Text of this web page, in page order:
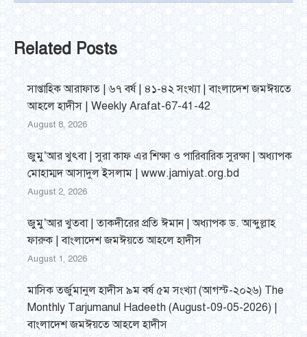
Related Posts
সাপ্তাহিক আরাফাত | ৬৭ বর্ষ | ৪১-৪২ সংখ্যা | বাংলাদেশ জমঈয়তে
আহলে হাদীস | Weekly Arafat-67-41-42
August 8, 2026
জুমু’আর খুৎবা | সুরা কাফ এর শিক্ষা ও পারিবারিক সুরক্ষা | অধ্যাপক
মোহাম্মদ আসাদুল ইসলাম | www.jamiyat.org.bd
August 2, 2026
জুমু’আর খুতবা | তাকদীরের প্রতি ঈমান | অধ্যাপক ড. আব্দুল্লাহ
ফারুক | বাংলাদেশ জমঈয়তে আহলে হাদীস
August 1, 2026
মাসিক তর্জুমানুল হাদীস ৯ম বর্ষ ৫ম সংখ্যা (আগস্ট-২০২৬) The
Monthly Tarjumanul Hadeeth (August-09-05-2026) |
বাংলাদেশ জমঈয়তে আহলে হাদীস